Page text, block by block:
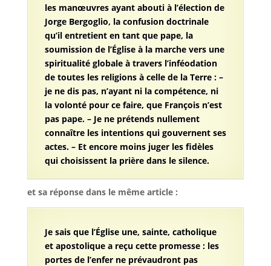
les manœuvres ayant abouti à l’élection de
Jorge Bergoglio, la confusion doctrinale
qu’il entretient en tant que pape, la
soumission de l’Église à la marche vers une
spiritualité globale à travers l’inféodation
de toutes les religions à celle de la Terre : –
je ne dis pas, n’ayant ni la compétence, ni
la volonté pour ce faire, que François n’est
pas pape. – Je ne prétends nullement
connaître les intentions qui gouvernent ses
actes. – Et encore moins juger les fidèles
qui choisissent la prière dans le silence.
et sa réponse dans le même article :
Je sais que l’Église une, sainte, catholique
et apostolique a reçu cette promesse : les
portes de l’enfer ne prévaudront pas